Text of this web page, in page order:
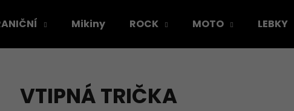
Mikiny ROCK MOTO LEBKY
VTIPNÁ TRIČKA